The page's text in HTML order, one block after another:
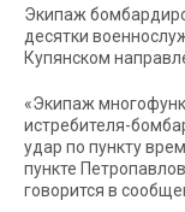
Экипаж
десятки
Купянском
«Экипаж
истребителя-
удар по пункту
пункте
говорится в